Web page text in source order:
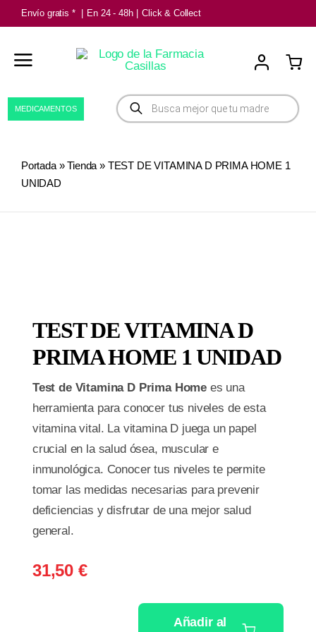
Saltar
al
contenido
Envío gratis * En 24 - 48h Click & Collect
Búsqueda
de
productos
MEDICAMENTOS
Portada»Tienda » TEST DE VITAMINA D PRIMA HOME 1
UNIDAD
TEST DE VITAMINA D
PRIMA HOME 1 UNIDAD
Test de Vitamina D Prima Home es una
herramienta para conocer tus niveles de esta
vitamina vital. La vitamina D juega un papel
crucial en la salud ósea, muscular e
inmunológica. Conocer tus niveles te permite
tomar las medidas necesarias para prevenir
deficiencias y disfrutar de una mejor salud
general.
31,50 €
Añadir al